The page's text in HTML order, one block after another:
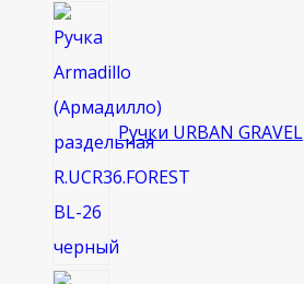
Ручки URBAN GRAVEL